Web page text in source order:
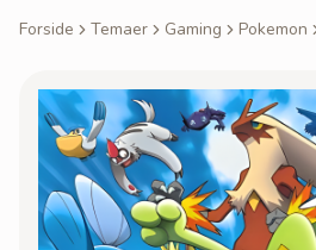
Forside Temaer Gaming Pokemon